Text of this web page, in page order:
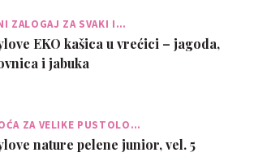
ZALOGAJ ZA SVAKI I…
EKO kašica u vrećici – jagoda,
i jabuka
ZA VELIKE PUSTOLO…
nature pelene junior, vel. 5